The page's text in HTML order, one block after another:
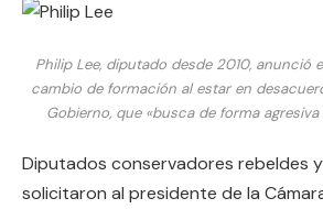
Philip Lee, diputado desde 2010, anunció
cambio de formación al estar en
Gobierno, que «busca de forma agresiva
Diputados conservadores rebeldes
solicitaron al presidente de la